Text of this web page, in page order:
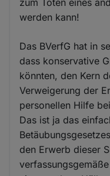
zum Töten eines
werden kann!
Das BVerfG hat in
dass konservative
könnten, den Kern
Verweigerung der
personellen Hilfe
Das ist ja das
den Erwerb dieser